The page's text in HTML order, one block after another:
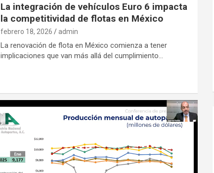
La integración de vehículos Euro 6 impacta
la competitividad de flotas en México
febrero 18, 2026 admin
La renovación de flota en México comienza a tener
implicaciones que van más allá del cumplimiento…